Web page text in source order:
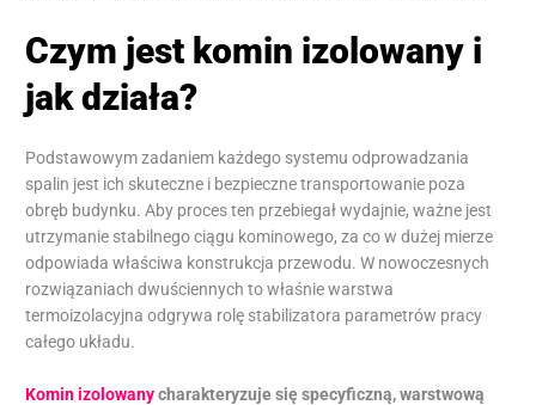
Czym jest komin izolowany i
jak działa?
Podstawowym zadaniem każdego systemu odprowadzania
spalin jest ich skuteczne i bezpieczne transportowanie poza
obręb budynku. Aby proces ten przebiegał wydajnie, ważne jest
utrzymanie stabilnego ciągu kominowego, za co w dużej mierze
odpowiada właściwa konstrukcja przewodu. W nowoczesnych
rozwiązaniach dwuściennych to właśnie warstwa
termoizolacyjna odgrywa rolę stabilizatora parametrów pracy
całego układu.
Komin izolowanycharakteryzuje się specyficzną, warstwową